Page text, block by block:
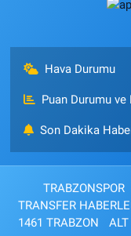
Hava Durumu
Puan Durumu
Son Dakika
TRABZONSPOR
TRANSFER
1461 TRABZON